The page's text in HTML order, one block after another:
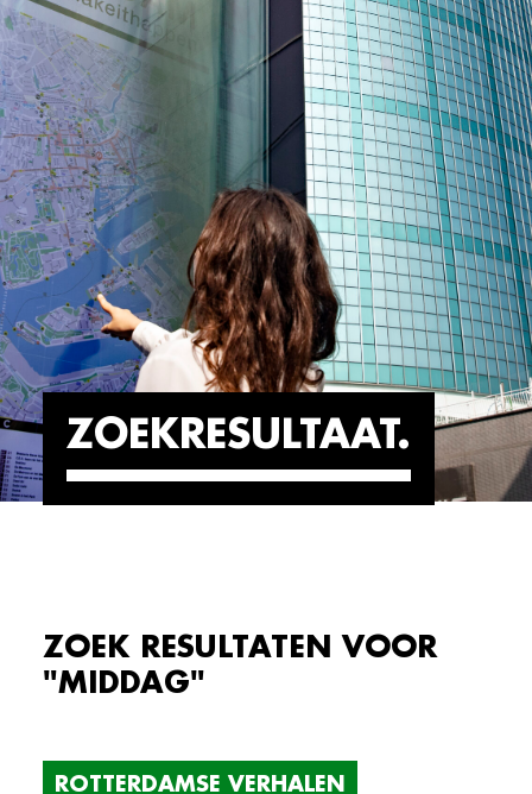
ZOEKRESULTAAT
ZOEK RESULTATEN VOOR
"MIDDAG"
ROTTERDAMSE VERHALEN